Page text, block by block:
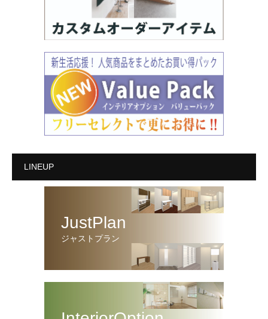
LINEUP
JustPlan
ジャストプラン